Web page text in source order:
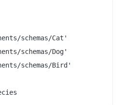
schemas/Cat'
schemas/Dog'
schemas/Bird'